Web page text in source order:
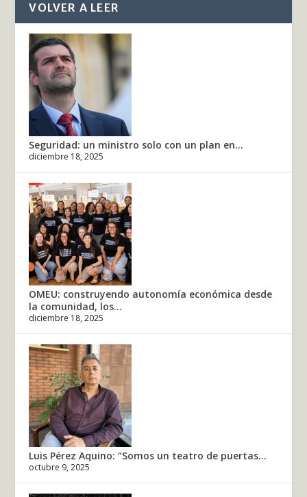
VOLVER A LEER
Seguridad: un ministro solo con un plan en...
diciembre 18, 2025
OMEU: construyendo autonomía económica desde
la comunidad, los...
diciembre 18, 2025
Luis Pérez Aquino: “Somos un teatro de puertas...
octubre 9, 2025